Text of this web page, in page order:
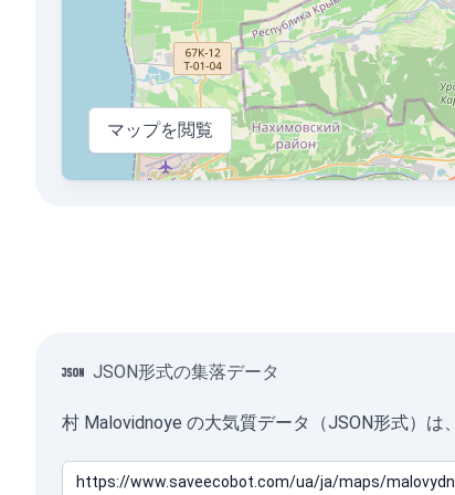
マップを閲覧
JSON形式の集落データ
村 Malovidnoye の大気質データ（JSON形式）